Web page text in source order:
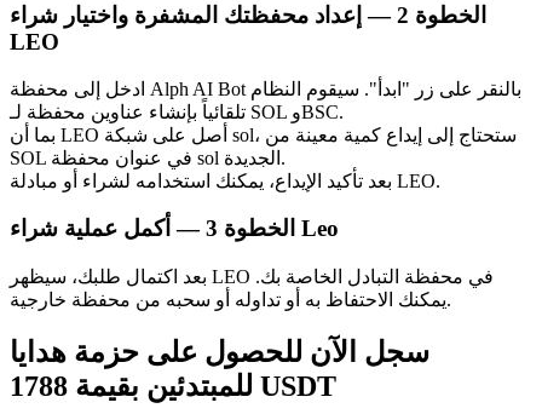
الاستثمار التلقائي
احصل على أرباح طويلة الأجل وفوائد مرنة
تعلم الستاكينغ
الخطوة
إعداد محفظتك المشفرة واختيار شراء
LEO
ادخل إلى محفظة Alph AI Bot بالنقر على زر "ابدأ". سيقوم النظام
تلقائياً بإنشاء عناوين محفظة لـ SOL وBSC.
بما أن LEO أصل على شبكة sol، ستحتاج إلى إيداع كمية معينة من
SOL في عنوان محفظة sol الجديدة.
بعد تأكيد الإيداع، يمكنك استخدامه لشراء أو مبادلة LEO.
الخطوة أكمل عملية شراء Leo
بعد اكتمال طلبك، سيظهر LEO في محفظة التبادل الخاصة بك.
يمكنك الاحتفاظ به أو تداوله أو سحبه من محفظة خارجية.
سجل الآن للحصول على حزمة هدايا
للمبتدئين بقيمة 1788 USDT